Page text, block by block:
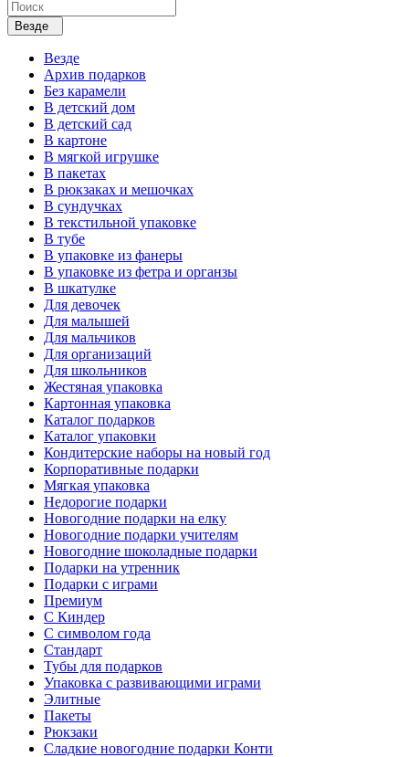
Везде
Везде
Архив подарков
Без карамели
В детский дом
В детский сад
В картоне
В мягкой игрушке
В пакетах
В рюкзаках и мешочках
В сундучках
В текстильной упаковке
В тубе
В упаковке из фанеры
В упаковке из фетра и органзы
В шкатулке
Для девочек
Для малышей
Для мальчиков
Для организаций
Для школьников
Жестяная упаковка
Картонная упаковка
Каталог подарков
Каталог упаковки
Кондитерские наборы на новый год
Корпоративные подарки
Мягкая упаковка
Недорогие подарки
Новогодние подарки на елку
Новогодние подарки учителям
Новогодние шоколадные подарки
Подарки на утренник
Подарки с играми
Премиум
С Киндер
С символом года
Стандарт
Тубы для подарков
Упаковка с развивающими играми
Элитные
Пакеты
Рюкзаки
Сладкие новогодние подарки Конти